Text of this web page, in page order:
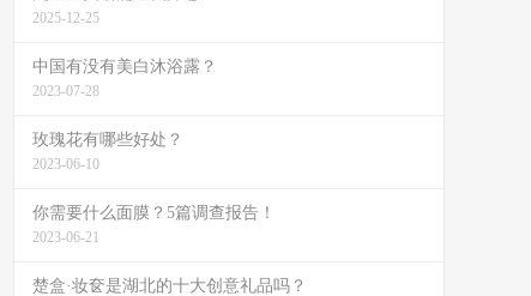
2025-12-25
中国有没有美白沐浴露？
2023-07-28
玫瑰花有哪些好处？
2023-06-10
你需要什么面膜？5篇调查报告！
2023-06-21
楚盒·妆奁是湖北的十大创意礼品吗？